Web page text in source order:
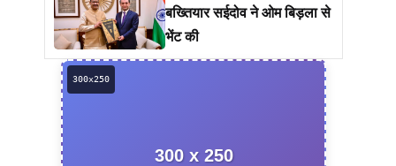
बख्तियार सईदोव ने ओम बिड़ला से
भेंट की
300 x 250